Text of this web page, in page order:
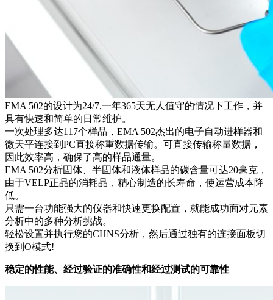
EMA 502的设计为24/7,一年365天无人值守的情况下工作，并
具有快速和简单的日常维护。
一次处理多达117个样品，EMA 502杰出的电子自动进样器和
微天平连接到PC直接称重数据传输。可直接传输称量数据，
因此效率高，确保了高的样品通量。
EMA 502分析固体、半固体和液体样品的碳含量可达20毫克，
由于VELP正品的消耗品，精心制造的长寿命，使运营成本降
低。
只需一台功能强大的仪器和快速更换配置，就能成功面对元素
分析中的多种分析挑战。
轻松设置并执行您的CHNS分析，然后通过独有的连接面板切
换到O模式!
稳定的性能、经过验证的准确性和经过测试的可靠性